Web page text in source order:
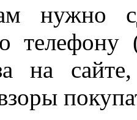
нужно
телефону
на